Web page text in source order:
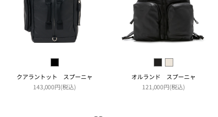
クアラントット スプーニャ
143,000円(税込)
オルランド スプーニャ
121,000円(税込)